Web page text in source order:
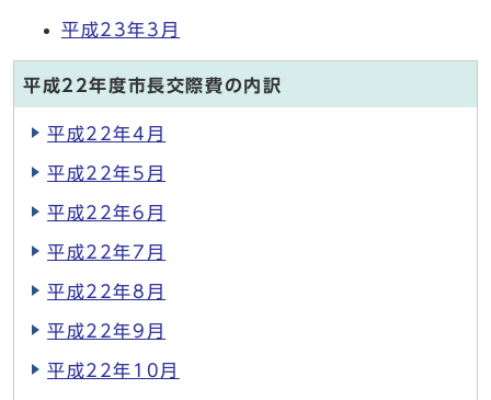
平成23年3月
平成22年度市長交際費の内訳
平成22年4月
平成22年5月
平成22年6月
平成22年7月
平成22年8月
平成22年9月
平成22年10月